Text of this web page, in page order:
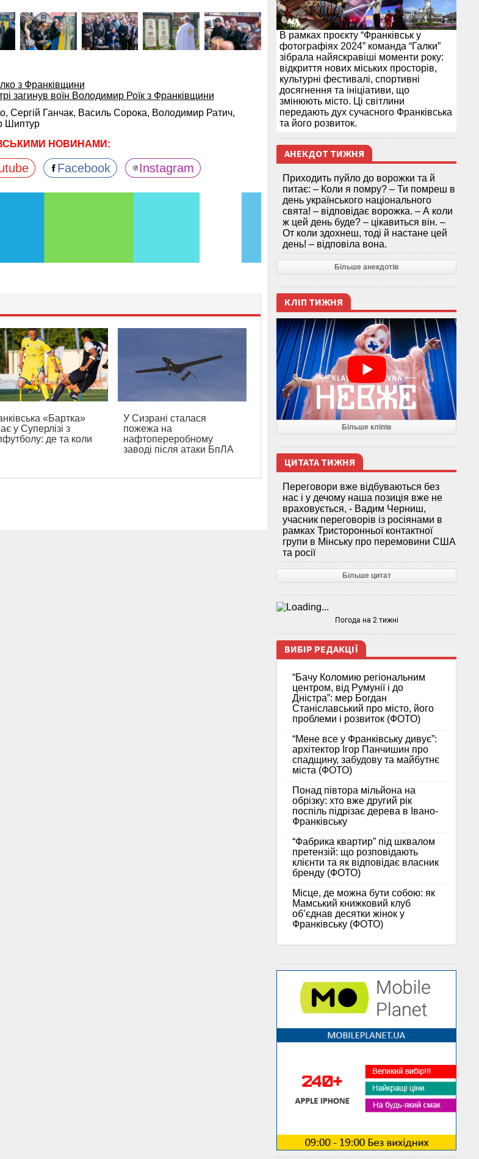
з Франківщини
загинув воїн Володимир Роїк з Франківщини
Сергій Ганчак, Василь Сорока, Володимир Ратич,
Шиптур
НОВИНАМИ:
Facebook Instagram
«Бартка»
у Суперлізі з
де та коли
У Сизрані сталася
пожежа на
нафтопереробному
заводі після атаки БпЛА
В рамках проєкту “Франківськ у
фотографіях 2024” команда “Галки”
зібрала найяскравіші моменти року:
відкриття нових міських просторів,
культурні фестивалі, спортивні
досягнення та ініціативи, що
змінюють місто. Ці світлини
передають дух сучасного Франківська
та його розвиток.
АНЕКДОТ ТИЖНЯ
Приходить пуйло до ворожки та й
питає: – Коли я помру? – Ти помреш в
день українського національного
свята! – відповідає ворожка. – А коли
ж цей день буде? – цікавиться він. –
От коли здохнеш, тоді й настане цей
день! – відповіла вона.
Більше анекдотів
КЛІП ТИЖНЯ
Більше кліпів
ЦИТАТА ТИЖНЯ
Переговори вже відбуваються без
нас і у дечому наша позиція вже не
враховується, - Вадим Черниш,
учасник переговорів із росіянами в
рамках Тристоронньої контактної
групи в Мінську про перемовини США
та росії
Більше цитат
Погода на 2 тижні
ВИБІР РЕДАКЦІЇ
“Бачу Коломию регіональним
центром, від Румунії і до
Дністра”: мер Богдан
Станіславський про місто, його
проблеми і розвиток (ФОТО)
“Мене все у Франківську дивує”:
архітектор Ігор Панчишин про
спадщину, забудову та майбутнє
міста (ФОТО)
Понад півтора мільйона на
обрізку: хто вже другий рік
поспіль підрізає дерева в Івано-
Франківську
“Фабрика квартир” під шквалом
претензій: що розповідають
клієнти та як відповідає власник
бренду (ФОТО)
Місце, де можна бути собою: як
Мамський книжковий клуб
об’єднав десятки жінок у
Франківську (ФОТО)